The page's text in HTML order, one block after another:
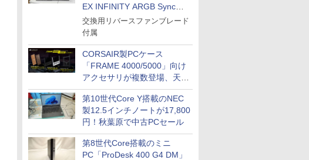
EX INFINITY ARGB Sync」
に単品パッケージ
交換用リバースファンブレード
付属
CORSAIR製PCケース
「FRAME 4000/5000」向け
アクセサリが複数登場、天然
木製パネルや背面コネクタ対
応トレイなど
第10世代Core Y搭載のNEC
製12.5インチノートが17,800
円！秋葉原で中古PCセール
第8世代Core搭載のミニ
PC「ProDesk 400 G4 DM」